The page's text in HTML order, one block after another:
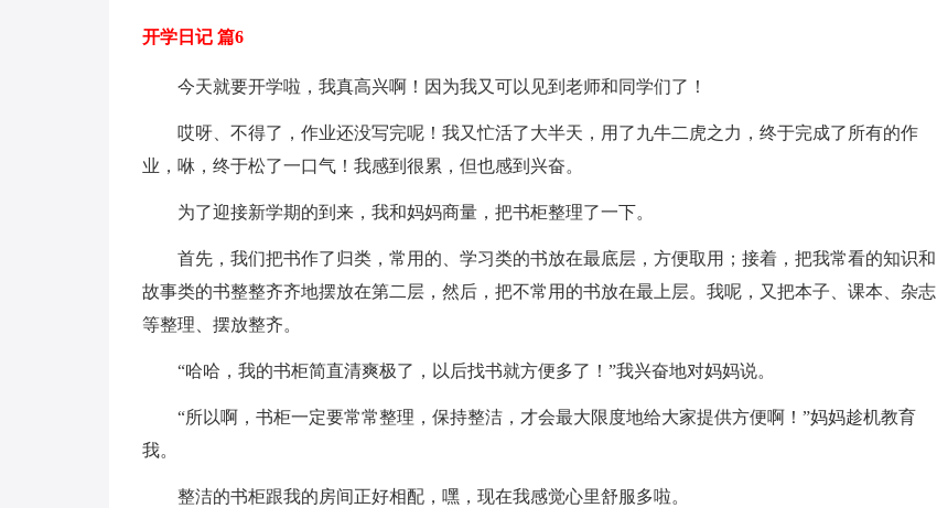
开学日记 篇6
今天就要开学啦，我真高兴啊！因为我又可以见到老师和同学们了！
哎呀、不得了，作业还没写完呢！我又忙活了大半天，用了九牛二虎之力，终于完成了所有的作
业，咻，终于松了一口气！我感到很累，但也感到兴奋。
为了迎接新学期的到来，我和妈妈商量，把书柜整理了一下。
首先，我们把书作了归类，常用的、学习类的书放在最底层，方便取用；接着，把我常看的知识和
故事类的书整整齐齐地摆放在第二层，然后，把不常用的书放在最上层。我呢，又把本子、课本、杂志
等整理、摆放整齐。
“哈哈，我的书柜简直清爽极了，以后找书就方便多了！”我兴奋地对妈妈说。
“所以啊，书柜一定要常常整理，保持整洁，才会最大限度地给大家提供方便啊！”妈妈趁机教育
我。
整洁的书柜跟我的房间正好相配，嘿，现在我感觉心里舒服多啦。